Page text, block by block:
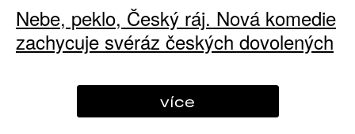
Nebe, peklo, Český ráj. Nová komedie
zachycuje svéráz českých dovolených
více